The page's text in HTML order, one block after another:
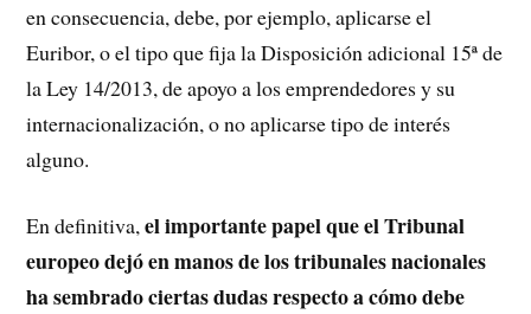
en consecuencia, debe, por ejemplo, aplicarse el
Euribor, o el tipo que fija la Disposición adicional 15ª de
la Ley 14/2013, de apoyo a los emprendedores y su
internacionalización, o no aplicarse tipo de interés
alguno.
En definitiva,el importante papel que el Tribunal
europeo dejó en manos de los tribunales nacionales
ha sembrado ciertas dudas respecto a cómo debe